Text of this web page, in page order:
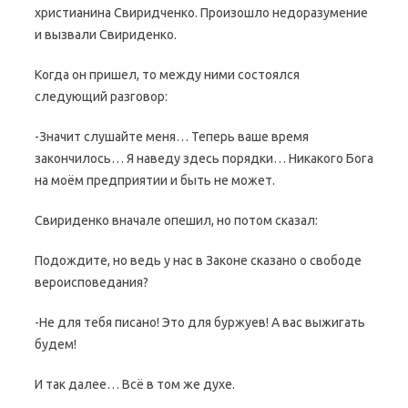
христианина Свиридченко. Произошло недоразумение
и вызвали Свириденко.
Когда он пришел, то между ними состоялся
следующий разговор:
-Значит слушайте меня… Теперь ваше время
закончилось… Я наведу здесь порядки… Никакого Бога
на моём предприятии и быть не может.
Свириденко вначале опешил, но потом сказал:
Подождите, но ведь у нас в Законе сказано о свободе
вероисповедания?
-Не для тебя писано! Это для буржуев! А вас выжигать
будем!
И так далее… Всё в том же духе.